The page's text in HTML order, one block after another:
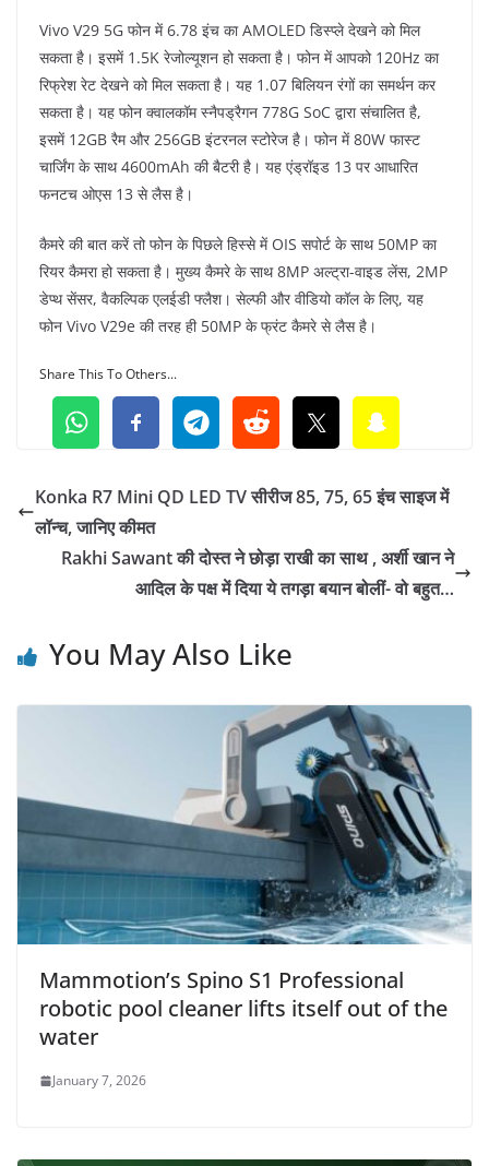
Vivo V29 5G फोन में 6.78 इंच का AMOLED डिस्प्ले देखने को मिल
सकता है। इसमें 1.5K रेजोल्यूशन हो सकता है। फोन में आपको 120Hz का
रिफ्रेश रेट देखने को मिल सकता है। यह 1.07 बिलियन रंगों का समर्थन कर
सकता है। यह फोन क्वालकॉम स्नैपड्रैगन 778G SoC द्वारा संचालित है,
इसमें 12GB रैम और 256GB इंटरनल स्टोरेज है। फोन में 80W फास्ट
चार्जिंग के साथ 4600mAh की बैटरी है। यह एंड्रॉइड 13 पर आधारित
फनटच ओएस 13 से लैस है।
कैमरे की बात करें तो फोन के पिछले हिस्से में OIS सपोर्ट के साथ 50MP का
रियर कैमरा हो सकता है। मुख्य कैमरे के साथ 8MP अल्ट्रा-वाइड लेंस, 2MP
डेप्थ सेंसर, वैकल्पिक एलईडी फ्लैश। सेल्फी और वीडियो कॉल के लिए, यह
फोन Vivo V29e की तरह ही 50MP के फ्रंट कैमरे से लैस है।
Share This To Others...
Konka R7 Mini QD LED TV सीरीज 85, 75, 65 इंच साइज में
लॉन्च, जानिए कीमत
Rakhi Sawant की दोस्त ने छोड़ा राखी का साथ , अर्शी खान ने
आदिल के पक्ष में दिया ये तगड़ा बयान बोलीं- वो बहुत…
You May Also Like
Mammotion’s Spino S1 Professional
robotic pool cleaner lifts itself out of the
water
January 7, 2026